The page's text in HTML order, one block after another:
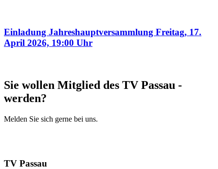
Einladung Jahreshauptversammlung Freitag, 17.
April 2026, 19:00 Uhr
Sie wollen Mitglied des TV Passau ­
werden?
Melden Sie sich gerne bei uns.
TV Passau